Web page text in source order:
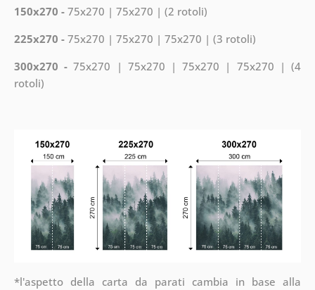
150x270 -75x270 | 75x270 | (2 rotoli)
225x270 -75x270 | 75x270 | 75x270 | (3 rotoli)
300x270 -75x270 | 75x270 | 75x270 | 75x270 | (4
rotoli)
*l'aspetto della carta da parati cambia in base alla